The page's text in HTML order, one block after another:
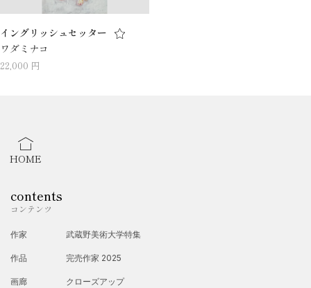
イングリッシュセッター
ワダミナコ
22,000 円
HOME
contents
コンテンツ
作家
作品
画廊
武蔵野美術大学特集
完売作家 2025
クローズアップ